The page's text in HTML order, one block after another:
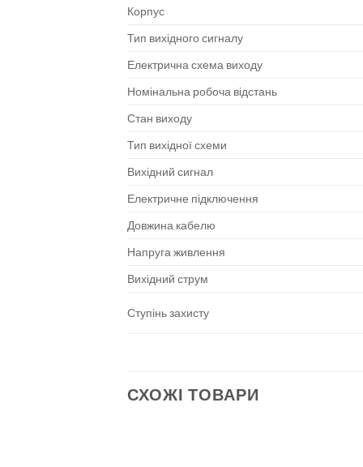
Корпус
Тип вихідного сигналу
Електрична схема виходу
Номінальна робоча відстань
Стан виходу
Тип вихідної схеми
Вихідний сигнал
Електричне підключення
Довжина кабелю
Напруга живлення
Вихідний струм
Ступінь захисту
СХОЖІ ТОВАРИ